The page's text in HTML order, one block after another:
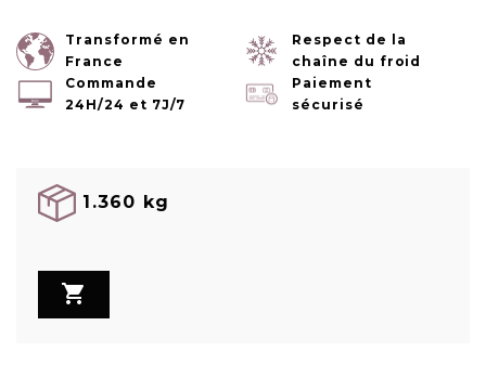
Transformé en
France
Respect de la
chaîne du froid
Commande
24H/24 et 7J/7
Paiement
sécurisé
1.360 kg
